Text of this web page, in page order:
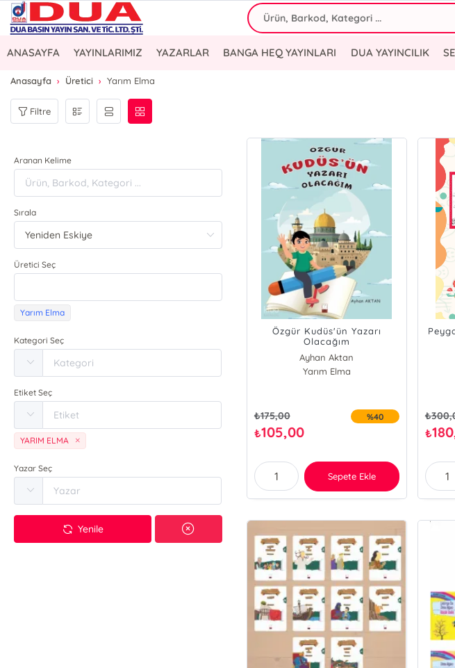
ANASAYFA YAYINLARIMIZ YAZARLAR BANGA HEQ YAYINLARI DUA YAYINCILIK
Anasayfa Üretici Yarım Elma
Filtre
Aranan Kelime
Sırala
Üretici Seç
Yarım Elma
Kategori Seç
Etiket Seç
YARIM ELMA
Yazar Seç
Yenile
Özgür Kudüs'ün Yazarı
Olacağım
Ayhan Aktan
Yarım Elma
₺175,00
₺105,00
%40
Sepete Ekle
₺
₺